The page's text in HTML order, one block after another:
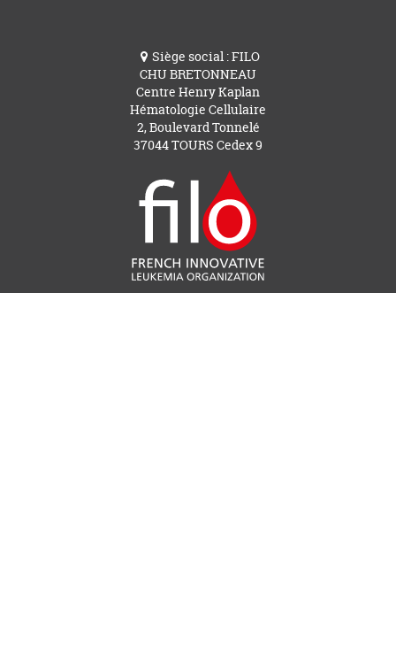
Siège social : FILO
CHU BRETONNEAU
Centre Henry Kaplan
Hématologie Cellulaire
2, Boulevard Tonnelé
37044 TOURS Cedex 9